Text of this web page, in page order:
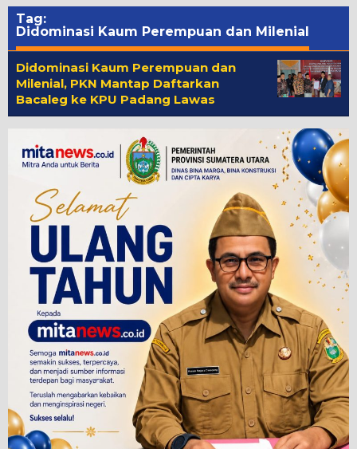
Tag:
Didominasi Kaum Perempuan dan Milenial
Didominasi Kaum Perempuan dan
Milenial, PKN Mantap Daftarkan
Bacaleg ke KPU Padang Lawas